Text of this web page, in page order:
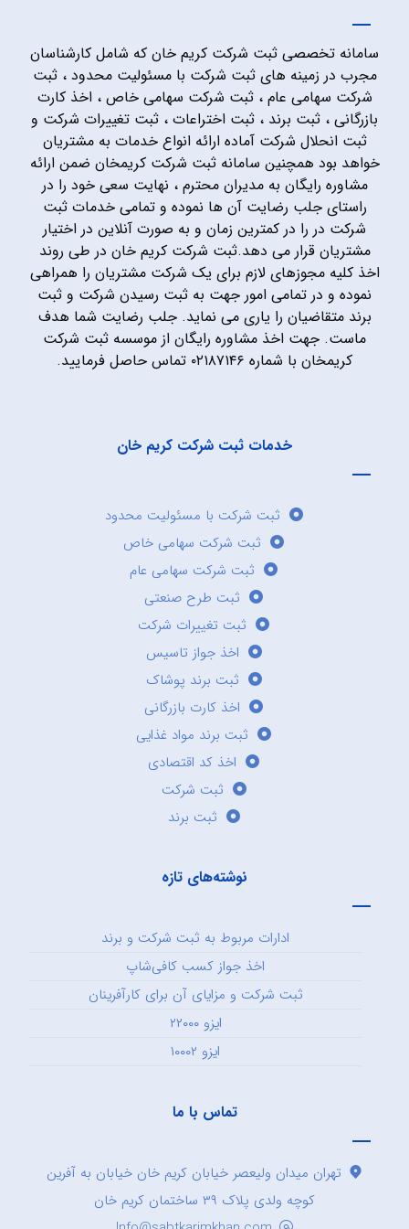
سامانه تخصصی ثبت شرکت کریم خان که شامل کارشناسان
مجرب در زمینه های ثبت شرکت با مسئولیت محدود ، ثبت
شرکت سهامی عام ، ثبت شرکت سهامی خاص ، اخذ کارت
بازرگانی ، ثبت برند ، ثبت اختراعات ، ثبت تغییرات شرکت و
ثبت انحلال شرکت آماده ارائه انواع خدمات به مشتریان
خواهد بود همچنین سامانه ثبت شرکت کریمخان ضمن ارائه
مشاوره رایگان به مدیران محترم ، نهایت سعی خود را در
راستای جلب رضایت آن ها نموده و تمامی خدمات ثبت
شرکت در را در کمترین زمان و به صورت آنلاین در اختیار
مشتریان قرار می دهد.ثبت شرکت کریم خان در طی روند
اخذ کلیه مجوزهای لازم برای یک شرکت مشتریان را همراهی
نموده و در تمامی امور جهت به ثبت رسیدن شرکت و ثبت
برند متقاضیان را یاری می نماید. جلب رضایت شما هدف
ماست. جهت اخذ مشاوره رایگان از موسسه ثبت شرکت
کریمخان با شماره ۰۲۱۸۷۱۴۶ تماس حاصل فرمایید.
خدمات ثبت شرکت کریم خان
ثبت شرکت با مسئولیت محدود
ثبت شرکت سهامی خاص
ثبت شرکت سهامی عام
ثبت طرح صنعتی
ثبت تغییرات شرکت
اخذ جواز تاسیس
ثبت برند پوشاک
اخذ کارت بازرگانی
ثبت برند مواد غذایی
اخذ کد اقتصادی
ثبت شرکت
ثبت برند
نوشته‌های تازه
ادارات مربوط به ثبت شرکت و برند
اخذ جواز کسب کافی‌شاپ
ثبت شرکت و مزایای آن برای کارآفرینان
ایزو ۲۲۰۰۰
ایزو ۱۰۰۰۲
تماس با ما
تهران میدان ولیعصر خیابان کریم خان خیابان به آفرین
کوچه ولدی پلاک ۳۹ ساختمان کریم خان